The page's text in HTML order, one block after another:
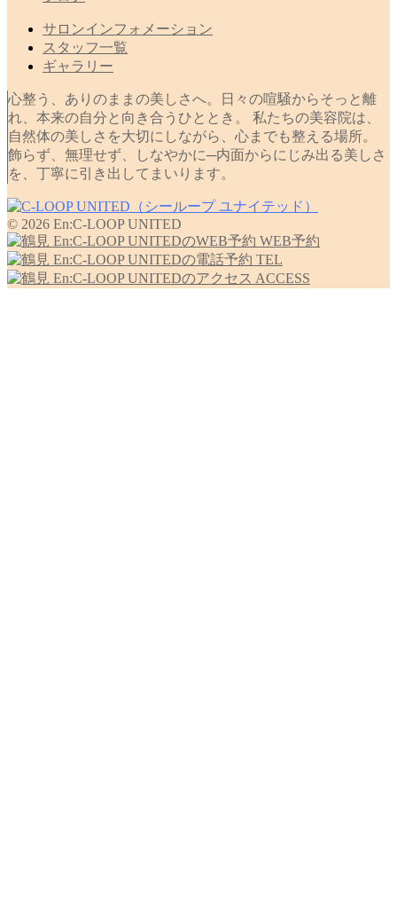
サロンインフォメーション
スタッフ一覧
ギャラリー
心整う、ありのままの美しさへ。日々の喧騒からそっと離
れ、本来の自分と向き合うひととき。 私たちの美容院は、
自然体の美しさを大切にしながら、心までも整える場所。
飾らず、無理せず、しなやかに─内面からにじみ出る美しさ
を、丁寧に引き出してまいります。
© 2026 En:C-LOOP UNITED
WEB予約
TEL
ACCESS